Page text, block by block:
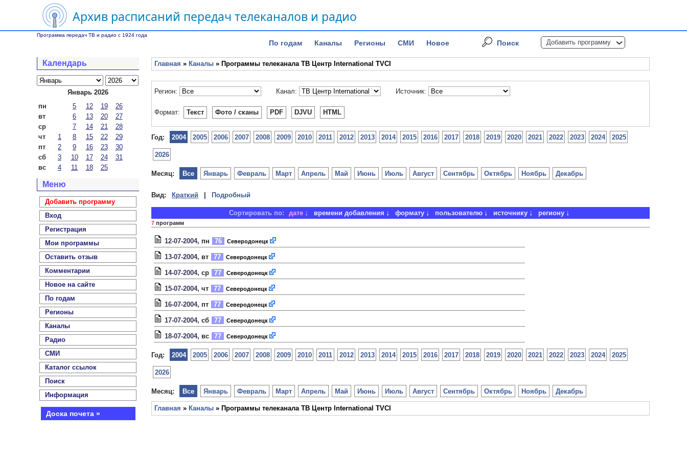
Архив расписаний передач телеканалов и радио
Программа передач ТВ и радио с 1924 года
По годам Каналы Регионы СМИ Новое Поиск Добавить программу
Календарь
Январь 2026
пн
5 12 19
26
вт
6 13 20
27
ср
7 14 21
28
чт
1 8 15 22
29
пт
2 9 16 23
30
сб
3 10 17 24
31
вс
4 11 18 25
Меню
Добавить программу
Вход
Регистрация
Мои программы
Оставить отзыв
Комментарии
Новое на сайте
По годам
Регионы
Каналы
Радио
СМИ
Каталог ссылок
Поиск
Информация
Доска почета »
Главная » Каналы » Программы телеканала ТВ Центр International TVCI
Регион: Канал: Источник:
Формат: Текст Фото / сканы PDF DJVU HTML
Год: 2004 2005 2006 2007 2008 2009 2010 2011 2012 2013 2014 2015 2016 2017 2018 2019 2020 2021 2022 2023 2024 2025
2026
Месяц: Январь Февраль Март Апрель Май Июнь Июль Август Сентябрь Октябрь Ноябрь Декабрь
Все
Вид: Краткий Подробный
Сортировать по: дате времени добавления формату пользователю источнику региону
7 программ
12-07-2004, пн 76 Северодонецк
13-07-2004, вт 77 Северодонецк
14-07-2004, ср 77 Северодонецк
15-07-2004, чт 77 Северодонецк
16-07-2004, пт 77 Северодонецк
17-07-2004, сб 77 Северодонецк
18-07-2004, вс 77 Северодонецк
Год: 2004 2005 2006 2007 2008 2009 2010 2011 2012 2013 2014 2015 2016 2017 2018 2019 2020 2021 2022 2023 2024 2025
2026
Месяц: Январь Февраль Март Апрель Май Июнь Июль Август Сентябрь Октябрь Ноябрь Декабрь
Все
Главная » Каналы » Программы телеканала ТВ Центр International TVCI